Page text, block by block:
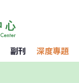
副刊 深度專題